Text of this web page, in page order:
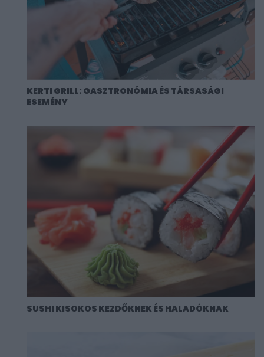
KERTI GRILL: GASZTRONÓMIA ÉS TÁRSASÁGI
ESEMÉNY
SUSHI KISOKOS KEZDŐKNEK ÉS HALADÓKNAK